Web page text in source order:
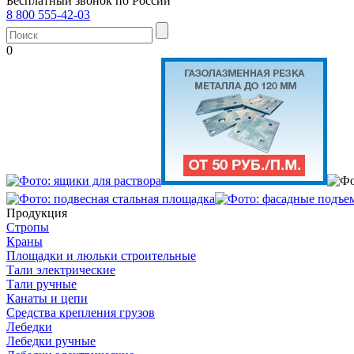
8 800 555-42-03
0
Продукция
Стропы
Краны
Площадки и люльки строительные
Тали электрические
Тали ручные
Канаты и цепи
Средства крепления грузов
Лебедки
Лебедки ручные